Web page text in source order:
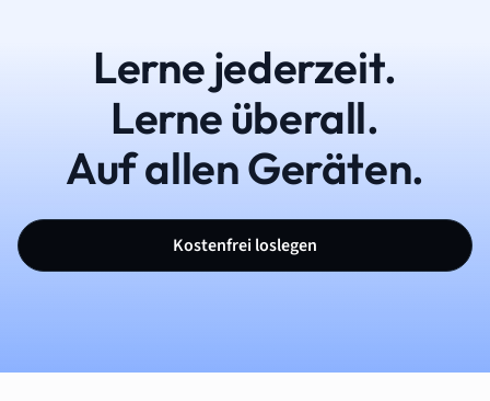
Lerne jederzeit.
Lerne überall.
Auf allen Geräten.
Kostenfrei loslegen